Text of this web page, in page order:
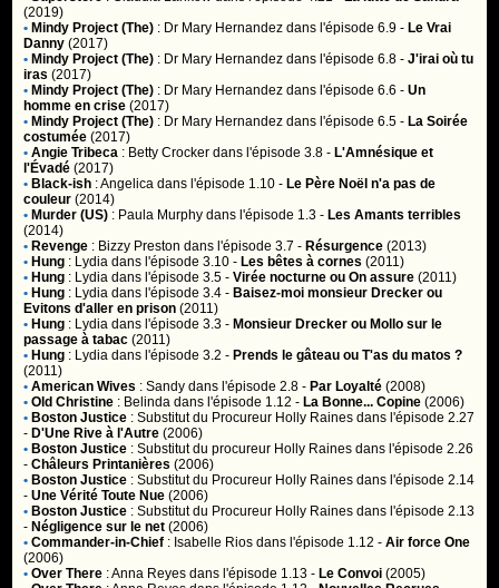
(2019)
• Mindy Project (The) : Dr Mary Hernandez dans l'épisode 6.9 - Le Vrai
Danny (2017)
• Mindy Project (The) : Dr Mary Hernandez dans l'épisode 6.8 -J'irai où tu
iras (2017)
• Mindy Project (The) : Dr Mary Hernandez dans l'épisode 6.6 -Un
homme en crise (2017)
• Mindy Project (The) : Dr Mary Hernandez dans l'épisode 6.5 - La Soirée
costumée (2017)
• Angie Tribeca : Betty Crocker dans l'épisode 3.8 - L'Amnésique et
l'Évadé (2017)
• Black-ish :Angelica dans l'épisode 1.10 - Le Père Noël n'a pas de
couleur (2014)
• Murder (US) : Paula Murphy dans l'épisode 1.3 - Les Amants terribles
(2014)
• Revenge : Bizzy Preston dans l'épisode 3.7 - Résurgence (2013)
• Hung : Lydia dans l'épisode 3.10 - Les bêtes à cornes (2011)
• Hung : Lydia dans l'épisode 3.5 -Virée nocturne ou On assure (2011)
• Hung : Lydia dans l'épisode 3.4 - Baisez-moi monsieur Drecker ou
Evitons d'aller en prison (2011)
• Hung : Lydia dans l'épisode 3.3 - Monsieur Drecker ou Mollo sur le
passage à tabac (2011)
• Hung : Lydia dans l'épisode 3.2 - Prends le gâteau ou T'as du matos ?
(2011)
• American Wives :Sandy dans l'épisode 2.8 - Par Loyalté (2008)
• Old Christine : Belinda dans l'épisode 1.12 - La Bonne... Copine (2006)
• Boston Justice :Substitut du Procureur Holly Raines dans l'épisode 2.27
- D'Une Rive à l'Autre (2006)
• Boston Justice :Substitut du procureur Holly Raines dans l'épisode 2.26
-Châleurs Printanières (2006)
• Boston Justice :Substitut du Procureur Holly Raines dans l'épisode 2.14
-Une Vérité Toute Nue (2006)
• Boston Justice :Substitut du Procureur Holly Raines dans l'épisode 2.13
- Négligence sur le net (2006)
• Commander-in-Chief : Isabelle Rios dans l'épisode 1.12 -Air force One
(2006)
• Over There :Anna Reyes dans l'épisode 1.13 - Le Convoi (2005)